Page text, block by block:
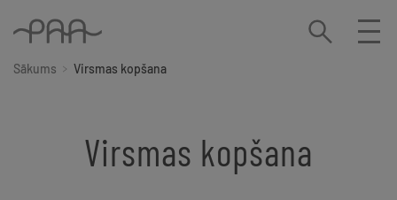
Sākums Virsmas kopšana
Virsmas kopšana